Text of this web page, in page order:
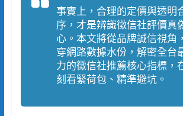
事實上，合理的定價與透明
序，才是辨識徵信社評價真
心。本文將從品牌誠信視角
穿網路數據水份，解密全台
力的徵信社推薦核心指標，
刻看緊荷包、精準避坑。